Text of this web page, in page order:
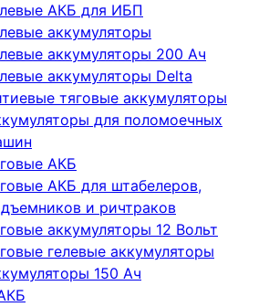
АКБ для ИБП
аккумуляторы
аккумуляторы 200 Ач
аккумуляторы Delta
тяговые аккумуляторы
для поломоечных
АКБ
АКБ для штабелеров,
и ричтраков
аккумуляторы 12 Вольт
гелевые аккумуляторы
150 Ач